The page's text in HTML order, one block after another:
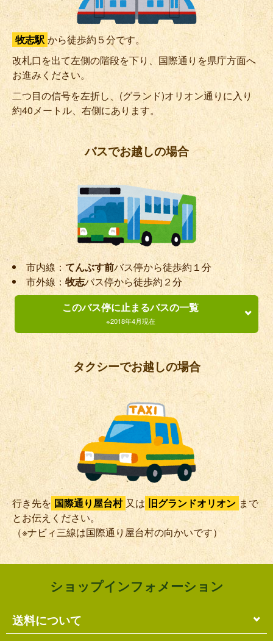
牧志駅 から徒歩約５分です。
改札口を出て左側の階段を下り、国際通りを県庁方面へ
お進みください。
二つ目の信号を左折し、(グランド)オリオン通りに入り
約40メートル、右側にあります。
バスでお越しの場合
市内線： てんぶす前バス停から徒歩約１分
市外線： 牧志バス停から徒歩約２分
このバス停に止まるバスの一覧
※2018年4月現在
市内線
系統番号
路線名
首里牧志線
新川おもろまち線
識名牧志線
9
小禄石嶺線（宇栄原経由）
小禄石嶺線（大嶺経由）
10
牧志新都心線
14
牧志開南循環線(開南廻り)
15
寒川線
101
平和台安謝線
平和台安謝線（県庁南口経由）
系統番号
路線名
タクシーでお越しの場合
行き先を 国際通り屋台村 又は 旧グランドオリオン まで
とお伝えください。
（※ナビィ三線は国際通り屋台村の向かいです）
ショップインフォメーション
送料について